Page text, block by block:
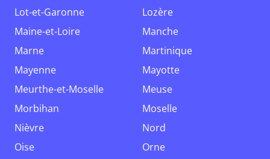
Lot-et-Garonne
Lozère
Maine-et-Loire
Manche
Marne
Martinique
Mayenne
Mayotte
Meurthe-et-Moselle
Meuse
Morbihan
Moselle
Nièvre
Nord
Oise
Orne